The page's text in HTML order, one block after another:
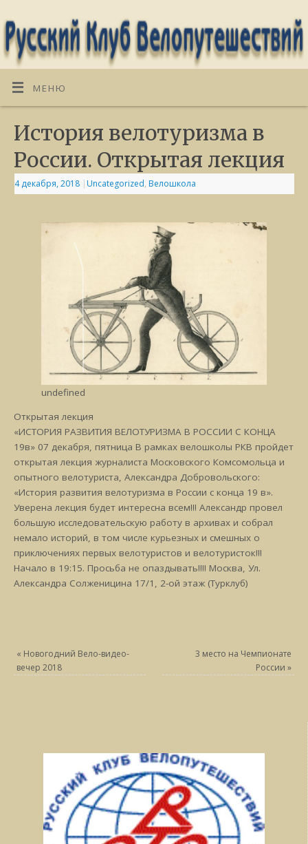
МЕНЮ
История велотуризма в
России. Открытая лекция
4 декабря, 2018 | Uncategorized, Велошкола
undefined
Открытая лекция
«ИСТОРИЯ РАЗВИТИЯ ВЕЛОТУРИЗМА В РОССИИ С КОНЦА
19в» 07 декабря, пятница В рамках велошколы РКВ пройдет
открытая лекция журналиста Московского Комсомольца и
опытного велотуриста, Александра Добровольского:
«История развития велотуризма в России с конца 19 в».
Уверена лекция будет интересна всем!!! Александр провел
большую исследовательскую работу в архивах и собрал
немало историй, в том числе курьезных и смешных о
приключениях первых велотуристов и велотуристок!!!
Начало в 19:15. Просьба не опаздывать!!!! Москва, Ул.
Александра Солженицина 17/1, 2-ой этаж (Турклуб)
« Новогодний Вело-видео-
вечер 2018
3 место на Чемпионате
России »